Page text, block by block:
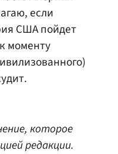
если
США пойдет
моменту
которое
редакции.